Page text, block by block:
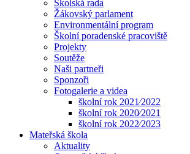
Školská rada
Žákovský parlament
Environmentální program
Školní poradenské pracoviště
Projekty
Soutěže
Naši partneři
Sponzoři
Fotogalerie a videa
školní rok 2021⁄2022
školní rok 2020⁄2021
školní rok 2022⁄2023
Mateřská škola
Aktuality